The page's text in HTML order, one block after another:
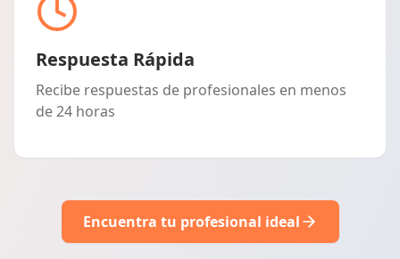
Respuesta Rápida
Recibe respuestas de profesionales en menos
de 24 horas
Encuentra tu profesional ideal